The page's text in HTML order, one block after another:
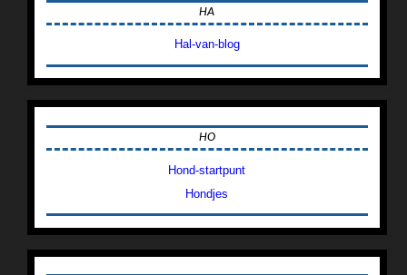
HA
Hal-van-blog
HO
Hond-startpunt
Hondjes